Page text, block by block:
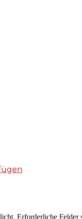
Erforderliche Felder